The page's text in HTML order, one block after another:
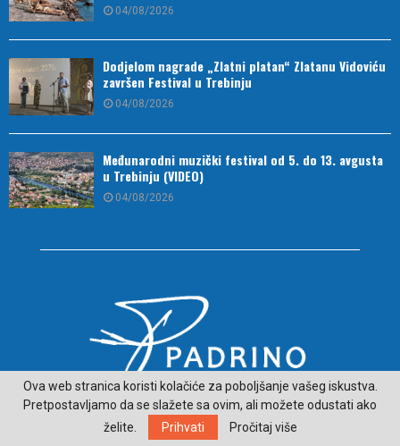
04/08/2026
Dodjelom nagrade „Zlatni platan“ Zlatanu Vidoviću
završen Festival u Trebinju
04/08/2026
Međunarodni muzički festival od 5. do 13. avgusta
u Trebinju (VIDEO)
04/08/2026
O NAMA
Ova web stranica koristi kolačiće za poboljšanje vašeg iskustva.
Pretpostavljamo da se slažete sa ovim, ali možete odustati ako
želite.
Prihvati Pročitaj više